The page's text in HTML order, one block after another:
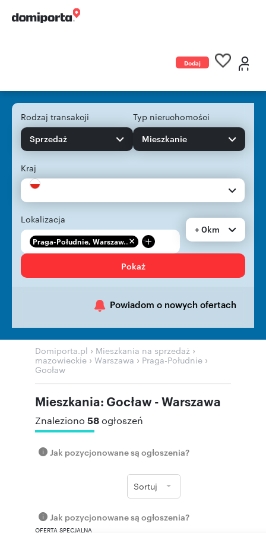
Dodaj
Rodzaj transakcji
Sprzedaż
Typ nieruchomości
Mieszkanie
Kraj
Lokalizacja
Praga-Południe, Warszaw... +
+ 0km
Pokaż
Powiadom o nowych ofertach
Domiporta.pl › Mieszkania na sprzedaż ›
mazowieckie › Warszawa › Praga-Południe ›
Gocław
Mieszkania: Gocław - Warszawa
Znaleziono 58ogłoszeń
Jak pozycjonowane są ogłoszenia?
Sortuj
Jak pozycjonowane są ogłoszenia?
OFERTA SPECJALNA